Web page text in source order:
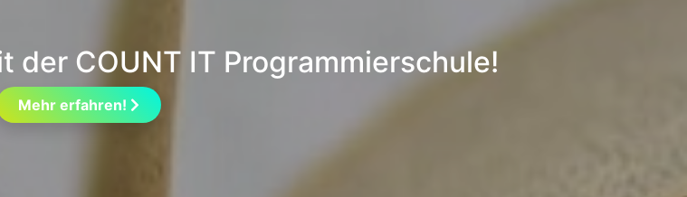
der COUNT IT Programmierschule!
Mehr erfahren!